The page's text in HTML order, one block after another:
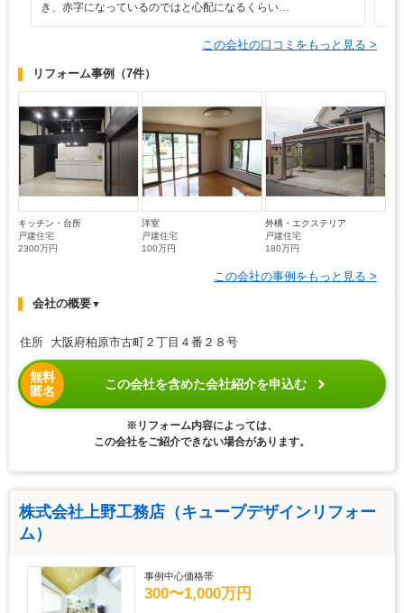
き、赤字になっているのではと心配になるくらい…
この会社の口コミをもっと見る >
リフォーム事例 （7件）
キッチン・台所
戸建住宅
2300万円
洋室
戸建住宅
100万円
外構・エクステリア
戸建住宅
180万円
この会社の事例をもっと見る >
会社の概要▼
住所 大阪府柏原市古町２丁目４番２８号
無料
匿名
この会社を含めた会社紹介を申込む
※リフォーム内容によっては、
この会社をご紹介できない場合があります。
株式会社上野工務店（キューブデザインリフォー
ム）
事例中心価格帯
300〜1,000万円